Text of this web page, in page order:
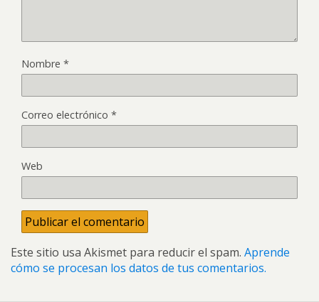
Nombre *
Correo electrónico *
Web
Este sitio usa Akismet para reducir el spam. Aprende
cómo se procesan los datos de tus comentarios.